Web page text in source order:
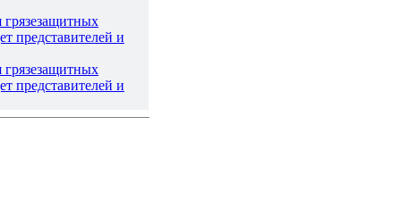
грязезащитных
представителей и
грязезащитных
представителей и